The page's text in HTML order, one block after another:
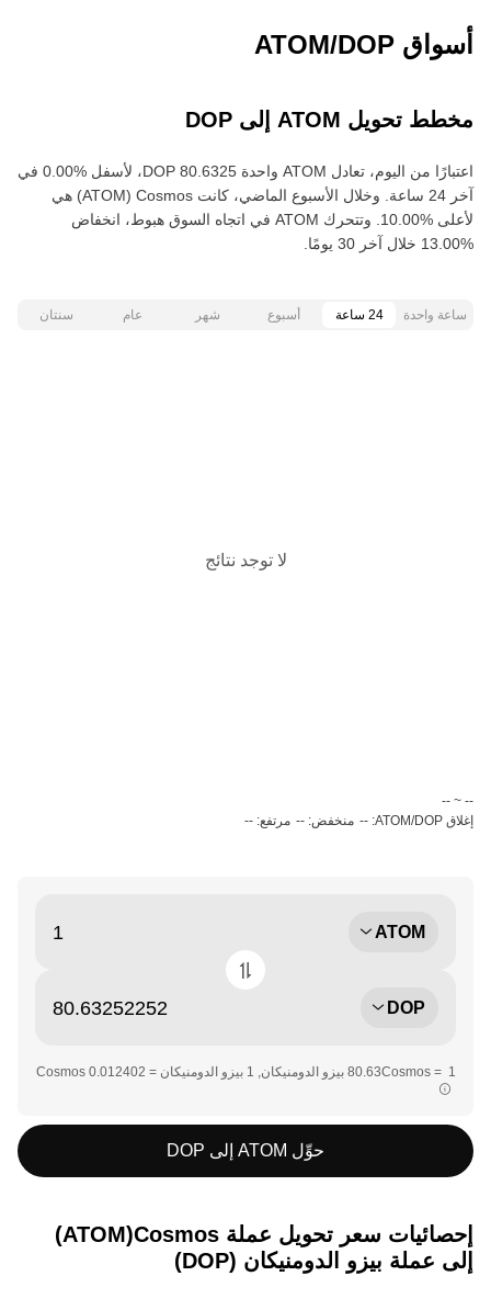
أسواق ATOM/DOP
مخطط تحويل ATOM إلى DOP
اعتبارًا من اليوم، تعادل ATOM واحدة ‏‎‏‎80.6325‏‏ DOP‏، لأسفل‏ ‏‎0.00‎%‎‏ في
آخر 24 ساعة. وخلال الأسبوع الماضي، كانت Cosmos‏ (ATOM) هي
لأعلى‏ ‏‎10.00‎%‎‏. وتتحرك ATOM في اتجاه السوق هبوط‏، انخفاض‏
ساعة واحدة 24 ساعة أسبوع شهر عام سنتان
لا توجد نتائج
‏-- ~ ‎--‏
إغلاق ATOM/DOP: --
منخفض: -- مرتفع: --
ATOM
DOP
حوِّل ATOM إلى DOP
إحصائيات سعر تحويل عملة ‏Cosmos(‏ATOM)
إلى عملة ‏بيزو الدومنيكان (‏DOP)